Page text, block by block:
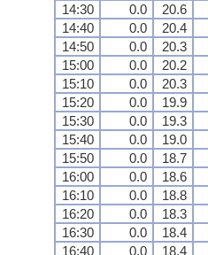
14:30
0.0 20.6
14:40
0.0 20.4
14:50
0.0 20.3
15:00
0.0 20.2
15:10
0.0 20.3
15:20
0.0 19.9
15:30
0.0 19.3
15:40
0.0 19.0
15:50
0.0 18.7
16:00
0.0 18.6
16:10
0.0 18.8
16:20
0.0 18.3
16:30
0.0 18.4
16:40
0.0 18.4